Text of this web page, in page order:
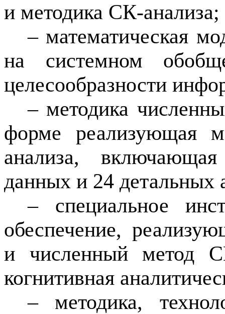
и методика СК-анализа;
– математическая
на системном
целесообразности
– методика
форме реализующая
анализа,
данных и 24
– специальное
обеспечение,
и численный метод
когнитивная
– методика,